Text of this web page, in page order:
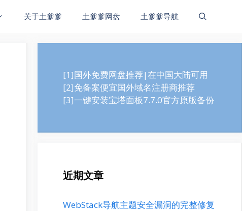
关于土爹爹 土爹爹网盘 土爹爹导航
[1]国外免费网盘推荐|在中国大陆可用
[2]免备案便宜国外域名注册商推荐
[3]一键安装宝塔面板7.7.0官方原版备份
近期文章
WebStack导航主题安全漏洞的完整修复